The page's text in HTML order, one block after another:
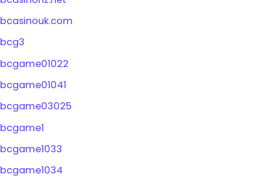
bcasinouk.com
bcg3
bcgame01022
bcgame01041
bcgame03025
bcgame1
bcgame1033
bcgame1034